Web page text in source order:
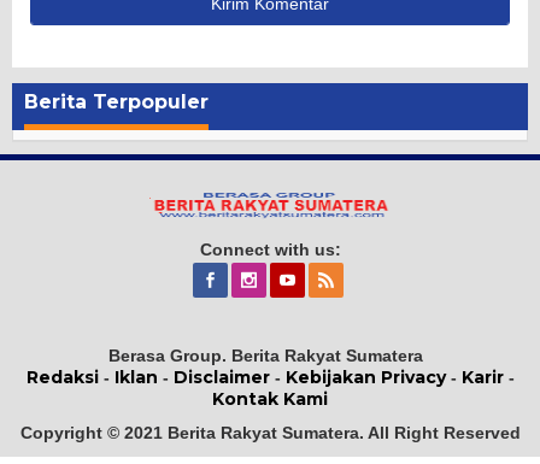
Berita Terpopuler
Connect with us:
Berasa Group. Berita Rakyat Sumatera
Redaksi- Iklan - Disclaimer- Kebijakan Privacy- Karir-
Kontak Kami
Copyright © 2021 Berita Rakyat Sumatera. All Right Reserved